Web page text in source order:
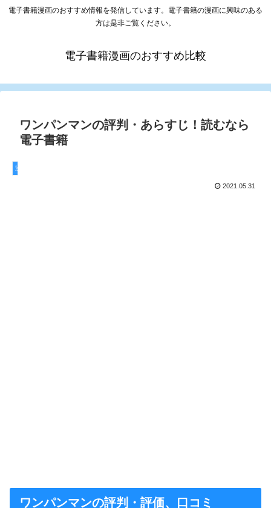
電子書籍漫画のおすすめ情報を発信しています。電子書籍の漫画に興味のある
方は是非ご覧ください。
電子書籍漫画のおすすめ比較
ワンパンマンの評判・あらすじ！読むなら
電子書籍
漫画
2021.05.31
ワンパンマンの評判・評価、口コミ